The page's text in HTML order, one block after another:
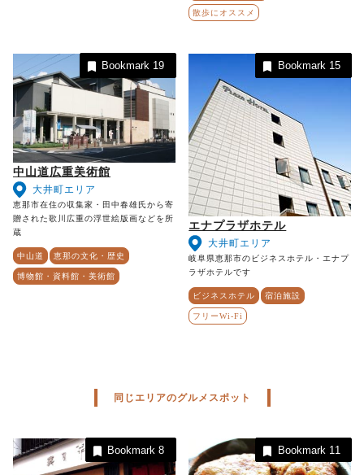
散歩にオススメ
中山道広重美術館
大井町エリア
恵那市在住の収集家・田中春雄氏から寄
贈された歌川広重の浮世絵版画などを所
蔵
中山道 恵那の文化・歴史
博物館・資料館・美術館
Bookmark 19
エナプラザホテル
大井町エリア
岐阜県恵那市のビジネスホテル・エナプ
ラザホテルです
ビジネスホテル 宿泊施設
フリーWi-Fi
Bookmark 15
同じエリアのグルメスポット
Bookmark8 Bookmark 11